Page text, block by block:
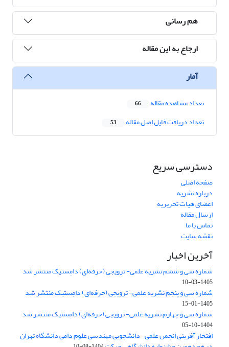
هم رسانی
ارجاع به این مقاله
آمار
تعداد مشاهده مقاله 66
تعداد دریافت فایل اصل مقاله 53
دسترسی سریع
صفحه اصلی
درباره نشریه
اعضای هیات تحریریه
ارسال مقاله
تماس با ما
نقشه سایت
آخرین اخبار
شماره سی و ششم نشریه علمی- ترویجی (حرفه‌ای) دامِستیک منتشر شد
1405-03-10
شماره سی و پنجم نشریه علمی- ترویجی (حرفه‌ای) دامِستیک منتشر شد
1405-01-15
شماره سی و چهارم نشریه علمی- ترویجی (حرفه‌ای) دامِستیک منتشر شد
1404-10-05
افتخار آفرینی انجمن علمی- دانشجویی مهندسی علوم دامی دانشگاه تهران